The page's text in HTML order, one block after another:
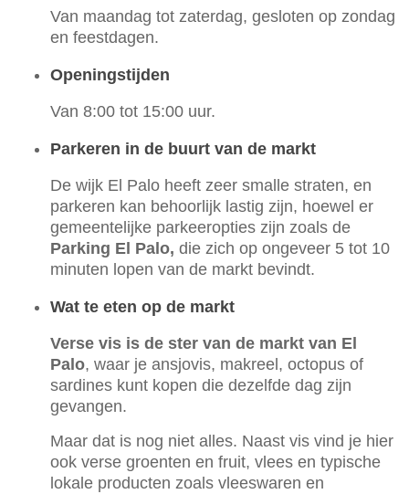
Van maandag tot zaterdag, gesloten op zondag
en feestdagen.
Openingstijden
Van 8:00 tot 15:00 uur.
Parkeren in de buurt van de markt
De wijk El Palo heeft zeer smalle straten, en
parkeren kan behoorlijk lastig zijn, hoewel er
gemeentelijke parkeeropties zijn zoals de
Parking El Palo, die zich op ongeveer 5 tot 10
minuten lopen van de markt bevindt.
Wat te eten op de markt
Verse vis is de ster van de markt van El
Palo, waar je ansjovis, makreel, octopus of
sardines kunt kopen die dezelfde dag zijn
gevangen.
Maar dat is nog niet alles. Naast vis vind je hier
ook verse groenten en fruit, vlees en typische
lokale producten zoals vleeswaren en